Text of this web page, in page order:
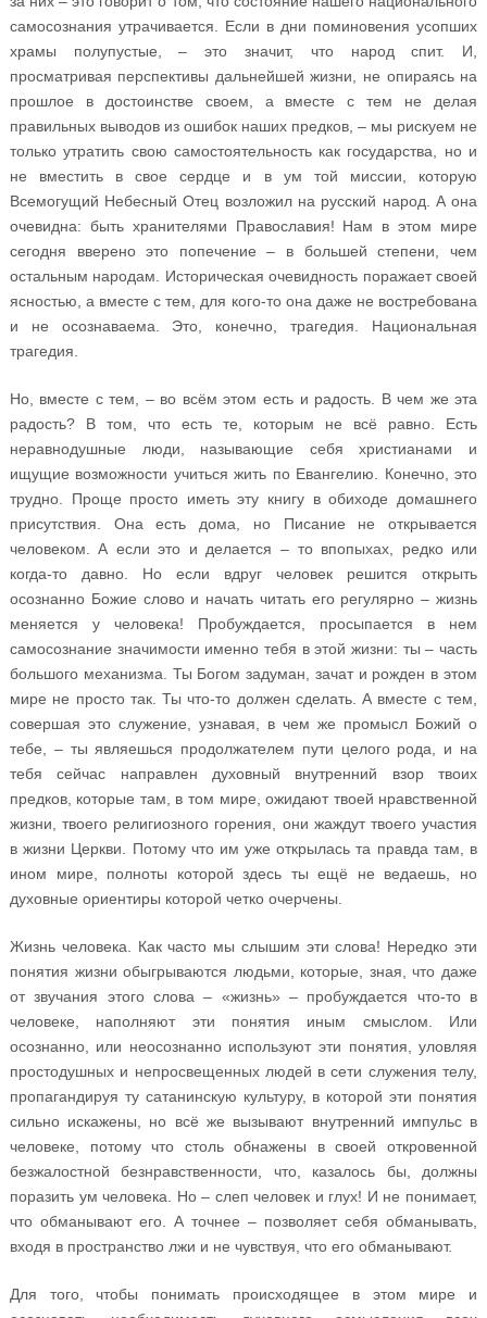
самосознания утрачивается. Если в дни поминовения усопших
храмы полупустые, – это значит, что народ спит. И,
просматривая перспективы дальнейшей жизни, не опираясь на
прошлое в достоинстве своем, а вместе с тем не делая
правильных выводов из ошибок наших предков, – мы рискуем не
только утратить свою самостоятельность как государства, но и
не вместить в свое сердце и в ум той миссии, которую
Всемогущий Небесный Отец возложил на русский народ. А она
очевидна: быть хранителями Православия! Нам в этом мире
сегодня вверено это попечение – в большей степени, чем
остальным народам. Историческая очевидность поражает своей
ясностью, а вместе с тем, для кого-то она даже не востребована
и не осознаваема. Это, конечно, трагедия. Национальная
трагедия.
Но, вместе с тем, – во всём этом есть и радость. В чем же эта
радость? В том, что есть те, которым не всё равно. Есть
неравнодушные люди, называющие себя христианами и
ищущие возможности учиться жить по Евангелию. Конечно, это
трудно. Проще просто иметь эту книгу в обиходе домашнего
присутствия. Она есть дома, но Писание не открывается
человеком. А если это и делается – то впопыхах, редко или
когда-то давно. Но если вдруг человек решится открыть
осознанно Божие слово и начать читать его регулярно – жизнь
меняется у человека! Пробуждается, просыпается в нем
самосознание значимости именно тебя в этой жизни: ты – часть
большого механизма. Ты Богом задуман, зачат и рожден в этом
мире не просто так. Ты что-то должен сделать. А вместе с тем,
совершая это служение, узнавая, в чем же промысл Божий о
тебе, – ты являешься продолжателем пути целого рода, и на
тебя сейчас направлен духовный внутренний взор твоих
предков, которые там, в том мире, ожидают твоей нравственной
жизни, твоего религиозного горения, они жаждут твоего участия
в жизни Церкви. Потому что им уже открылась та правда там, в
ином мире, полноты которой здесь ты ещё не ведаешь, но
духовные ориентиры которой четко очерчены.
Жизнь человека. Как часто мы слышим эти слова! Нередко эти
понятия жизни обыгрываются людьми, которые, зная, что даже
от звучания этого слова – «жизнь» – пробуждается что-то в
человеке, наполняют эти понятия иным смыслом. Или
осознанно, или неосознанно используют эти понятия, уловляя
простодушных и непросвещенных людей в сети служения телу,
пропагандируя ту сатанинскую культуру, в которой эти понятия
сильно искажены, но всё же вызывают внутренний импульс в
человеке, потому что столь обнажены в своей откровенной
безжалостной безнравственности, что, казалось бы, должны
поразить ум человека. Но – слеп человек и глух! И не понимает,
что обманывают его. А точнее – позволяет себя обманывать,
входя в пространство лжи и не чувствуя, что его обманывают.
Для того, чтобы понимать происходящее в этом мире и